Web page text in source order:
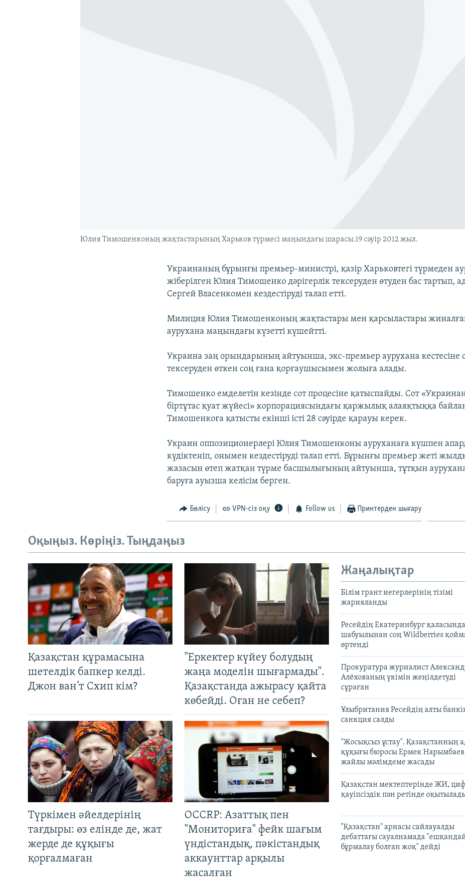
Юлия Тимошенконың жақтастарының Харьков түрмесі маңындағы шарасы.19 сәуір 2012 жыл.
Украинаның бұрынғы премьер-министрі, қазір Харьковтегі түрмеден
жіберілген Юлия Тимошенко дәрігерлік тексеруден өтуден бас тартып,
Сергей Власенкомен кездестіруді талап етті.
Милиция Юлия Тимошенконың жақтастары мен қарсыластары
аурухана маңындағы күзетті күшейтті.
Украина заң орындарының айтуынша, экс-премьер аурухана кестесіне
тексеруден өткен соң ғана қорғаушысымен жолыға алады.
Тимошенко емделетін кезінде сот процесіне қатыспайды. Сот
біртұтас қуат жүйесі» корпорациясындағы қаржылық алаяқтыққа
Тимошенкоға қатысты екінші істі 28 сәуірде қарауы керек.
Украин оппозиционерлері Юлия Тимошенконы ауруханаға күшпен
күдіктеніп, онымен кездестіруді талап етті. Бұрынғы премьер жеті
жазасын өтеп жатқан түрме басшылығының айтуынша, тұтқын
баруға ауызша келісім берген.
Бөлісу VPN-сіз оқу Follow us Принтерден шығару
Оқыңыз. Көріңіз. Тыңдаңыз
Қазақстан құрамасына
шетелдік бапкер келді.
Джон ван’т Схип кім?
"Еркектер күйеу болудың
жаңа моделін шығармады".
Қазақстанда ажырасу қайта
көбейді. Оған не себеп?
Түркімен әйелдерінің
тағдыры: өз елінде де, жат
жерде де құқығы
қорғалмаған
OCCRP: Азаттық пен
"Мониториға" фейк шағым
үндістандық, пәкістандық
аккаунттар арқылы
жасалған
Жаңалықтар
Білім грант иегерлерінің тізімі
жарияланды
Ресейдің Екатеринбург
шабуылынан соң Wildberries
өртенді
Прокуратура журналист
Алёхованың үкімін жеңілдетуді
сұраған
Ұлыбритания Ресейдің алты
санкция салды
"Жосықсыз ұстау". Қазақстанның
құқығы бюросы Ермек Нарымбаев
жайлы мәлімдеме жасады
Қазақстан мектептерінде ЖИ,
қауіпсіздік пән ретінде
"Қазақстан" арнасы сайлауалды
дебаттағы сауалнамада
бұрмалау болған жоқ" дейді